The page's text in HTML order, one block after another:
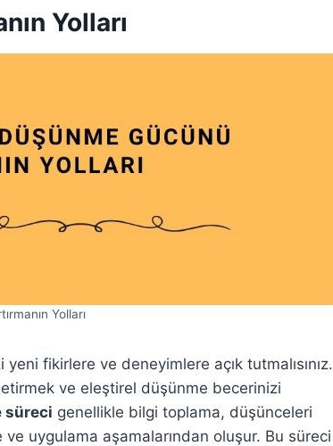
Yolları
Yolları
fikirlere ve deneyimlere açık tutmalısınız.
ve eleştirel düşünme becerinizi
süreci genellikle bilgi toplama, düşünceleri
uygulama aşamalarından oluşur. Bu süreci